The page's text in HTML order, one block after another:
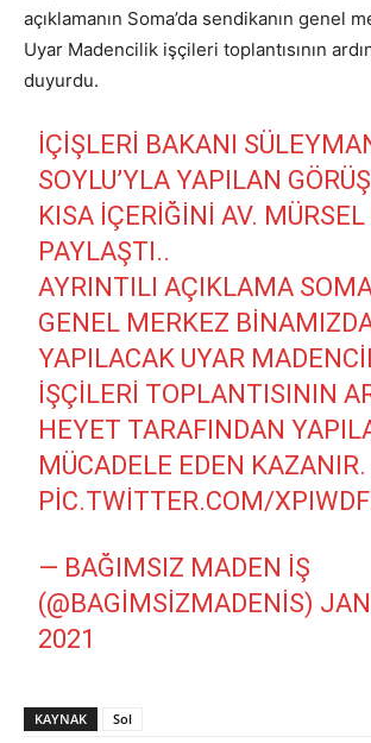
açıklamanın Soma’da sendikanın genel
Uyar Madencilik işçileri toplantısının
duyurdu.
İÇIŞLERI BAKANI
SOYLU’YLA YAPILAN
KISA IÇERIĞINI AV. MÜRSEL
PAYLAŞTI..
AYRINTILI AÇIKLAMA
GENEL MERKEZ
YAPILACAK UYAR
IŞÇILERI TOPLANTISININ
HEYET TARAFINDAN
MÜCADELE EDEN KAZANIR.
PIC.TWITTER.COM/
— BAĞIMSIZ MADEN İŞ
(@BAGIMSIZMADENIS)
2021
KAYNAK Sol